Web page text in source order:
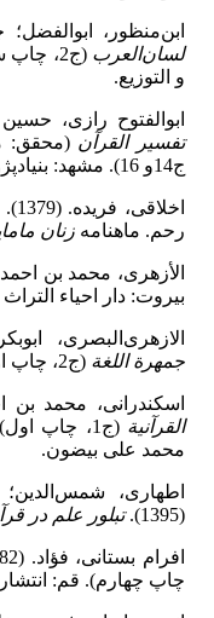
ابن‌منظور، ابوالفضل؛
لسانالعرب (ج2، چاپ سوم).
و التوزیع.
ابوالفتوح رازی، حسین
تفسیر القرآن (محقق:
ج14و 16). مشهد: بنیادپژوهش‌های اسلامی استان قدس رضوی.
رحم. ماهنامه زنان
الأزهری، محمد بن ‌احمد.
‌بیروت: دار احیاء
الازهری‌البصری،
جمهرة اللغة (ج2، چاپ اول). بیروت: دارالعلم للملایین.
اسکندرانى، محمد‌ بن احمد.
القرآنیة
(ج1، چاپ
محمد علی بیضون.
اطهاری، شمس‌الدین؛
(1395).
تبلور علم در
افرام بستانی، فؤاد. (1382).
چاپ چهارم). قم: